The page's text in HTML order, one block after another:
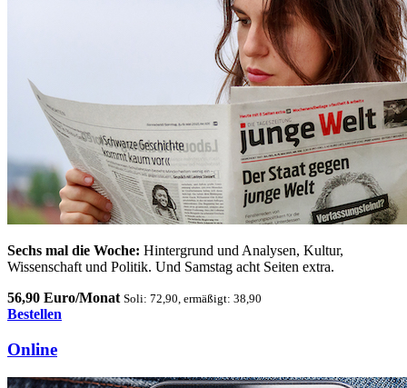
Sechs mal die Woche: Hintergrund und Analysen, Kultur,
Wissenschaft und Politik. Und Samstag acht Seiten extra.
56,90 Euro/Monat Soli: 72,90, ermäßigt: 38,90
Bestellen
Online